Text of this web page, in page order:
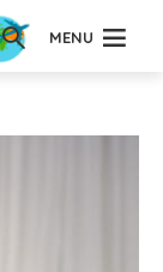
MENU